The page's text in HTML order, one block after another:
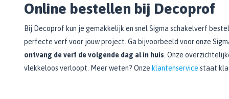
Online bestellen bij Decoprof
Bij Decoprof kun je gemakkelijk en snel Sigma schakelverf
perfecte verf voor jouw project. Ga bijvoorbeeld voor onze
ontvang de verf de volgende dag al in huis . Onze
vlekkeloos verloopt. Meer weten? Onze klantenservice staat